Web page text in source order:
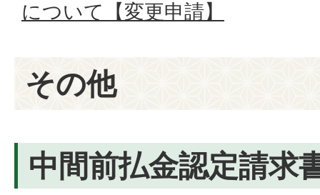
について【変更申請】
その他
中間前払金認定請求